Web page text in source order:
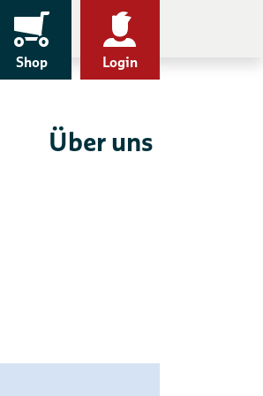
Shop Login
Über uns